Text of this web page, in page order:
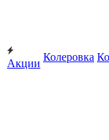
Акции
Колеровка